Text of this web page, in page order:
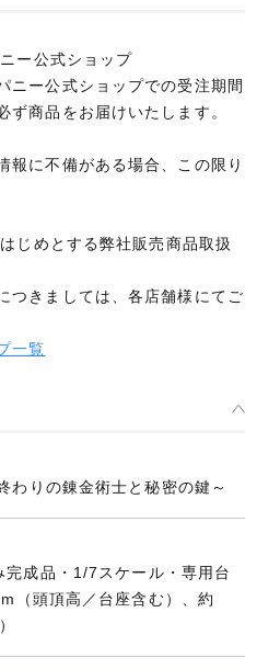
ー公式ショップ
ニー公式ショップでの受注期間
ず商品をお届けいたします。
報に不備がある場合、この限り
じめとする弊社販売商品取扱
つきましては、各店舗様にてご
一覧
わりの錬金術士と秘密の鍵～
完成品・1/7スケール・専用台
（頭頂高／台座含む）、約